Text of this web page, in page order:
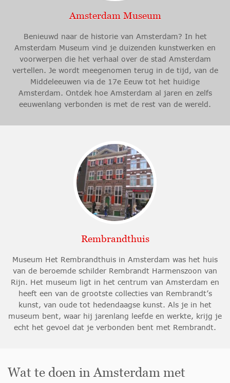
Amsterdam Museum
Benieuwd naar de historie van Amsterdam? In het
Amsterdam Museum vind je duizenden kunstwerken en
voorwerpen die het verhaal over de stad Amsterdam
vertellen. Je wordt meegenomen terug in de tijd, van de
Middeleeuwen via de 17e Eeuw tot het huidige
Amsterdam. Ontdek hoe Amsterdam al jaren en zelfs
eeuwenlang verbonden is met de rest van de wereld.
Rembrandthuis
Museum Het Rembrandthuis in Amsterdam was het huis
van de beroemde schilder Rembrandt Harmenszoon van
Rijn. Het museum ligt in het centrum van Amsterdam en
heeft een van de grootste collecties van Rembrandt’s
kunst, van oude tot hedendaagse kunst. Als je in het
museum bent, waar hij jarenlang leefde en werkte, krijg je
echt het gevoel dat je verbonden bent met Rembrandt.
Wat te doen in Amsterdam met